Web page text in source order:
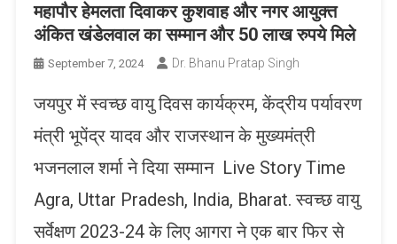
महापौर हेमलता दिवाकर कुशवाह और नगर आयुक्त
अंकित खंडेलवाल का सम्मान और 50 लाख रुपये मिले
September 7, 2024 Dr. Bhanu Pratap Singh
जयपुर में स्वच्छ वायु दिवस कार्यक्रम, केंद्रीय पर्यावरण
मंत्री भूपेंद्र यादव और राजस्थान के मुख्यमंत्री
भजनलाल शर्मा ने दिया सम्मान Live Story Time
Agra, Uttar Pradesh, India, Bharat. स्वच्छ वायु
सर्वेक्षण 2023-24 के लिए आगरा ने एक बार फिर से